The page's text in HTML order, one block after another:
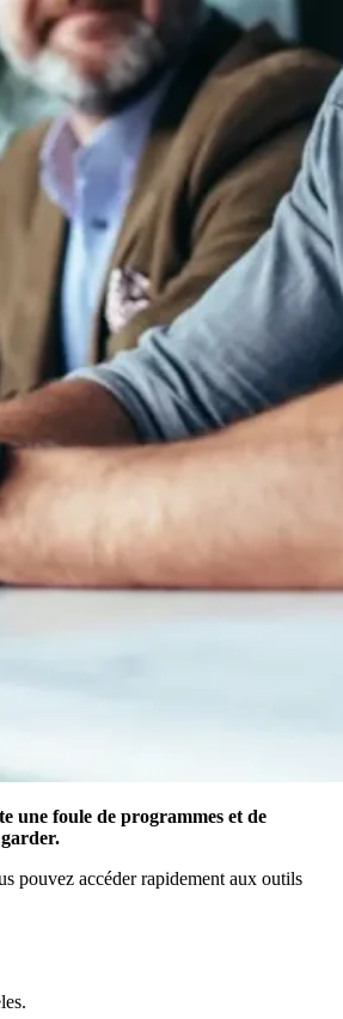
une foule de programmes et de
pouvez accéder rapidement aux outils